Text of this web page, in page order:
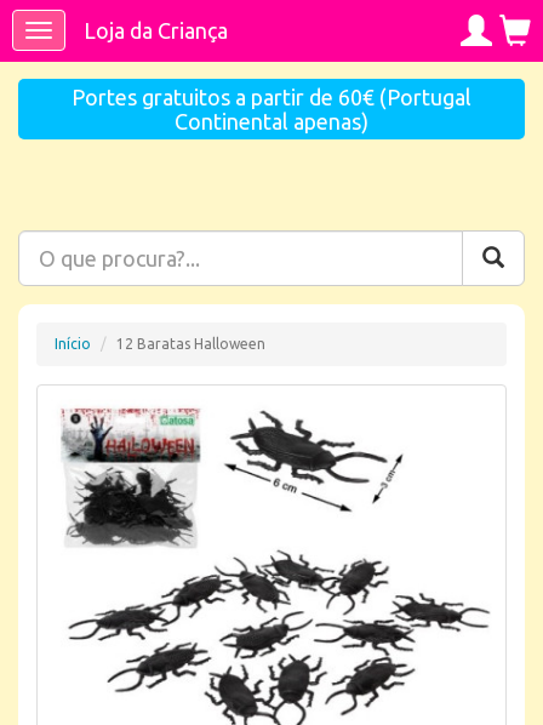
ToggleLoja da Criança
Portes gratuitos a partir de 60€ (Portugal
Continental apenas)
Início 12 Baratas Halloween